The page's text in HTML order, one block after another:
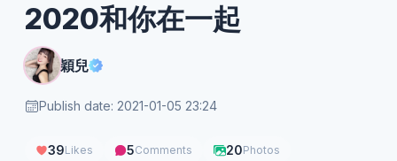
2020和你在一起
穎兒
Publish date: 2021-01-05 23:24
39Likes 5Comments 20Photos